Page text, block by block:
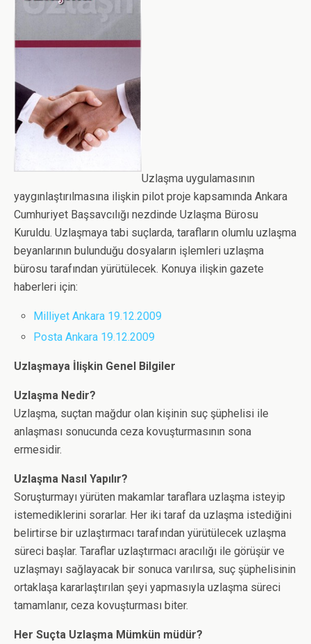
Uzlaşma uygulamasının
yaygınlaştırılmasına ilişkin pilot proje kapsamında Ankara
Cumhuriyet Başsavcılığı nezdinde Uzlaşma Bürosu
Kuruldu. Uzlaşmaya tabi suçlarda, tarafların olumlu uzlaşma
beyanlarının bulunduğu dosyaların işlemleri uzlaşma
bürosu tarafından yürütülecek. Konuya ilişkin gazete
haberleri için:
Milliyet Ankara 19.12.2009
Posta Ankara 19.12.2009
Uzlaşmaya İlişkin Genel Bilgiler
Uzlaşma Nedir?
Uzlaşma, suçtan mağdur olan kişinin suç şüphelisi ile
anlaşması sonucunda ceza kovuşturmasının sona
ermesidir.
Uzlaşma Nasıl Yapılır?
Soruşturmayı yürüten makamlar taraflara uzlaşma isteyip
istemediklerini sorarlar. Her iki taraf da uzlaşma istediğini
belirtirse bir uzlaştırmacı tarafından yürütülecek uzlaşma
süreci başlar. Taraflar uzlaştırmacı aracılığı ile görüşür ve
uzlaşmayı sağlayacak bir sonuca varılırsa, suç şüphelisinin
ortaklaşa kararlaştırılan şeyi yapmasıyla uzlaşma süreci
tamamlanır, ceza kovuşturması biter.
Her Suçta Uzlaşma Mümkün müdür?